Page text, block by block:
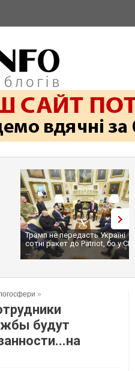
Трамп не передасть Україні
сотні ракет до Patriot, бо у
...
»
будут